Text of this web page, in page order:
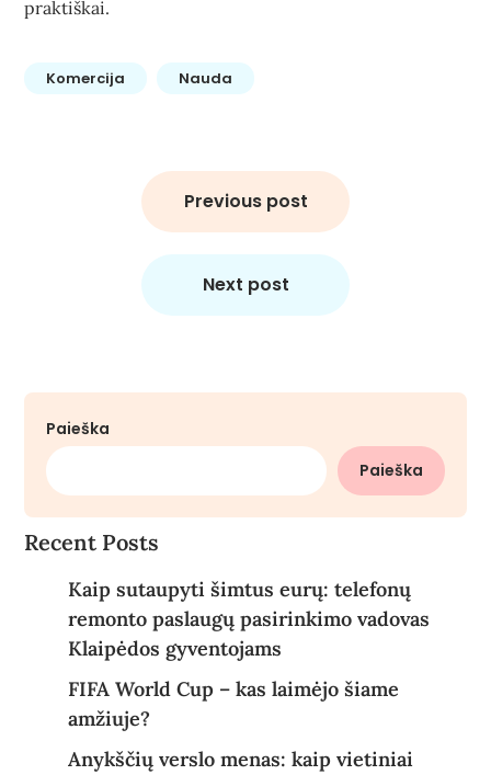
praktiškai.
Komercija Nauda
Previous post
Next post
Paieška
Paieška
Recent Posts
Kaip sutaupyti šimtus eurų: telefonų
remonto paslaugų pasirinkimo vadovas
Klaipėdos gyventojams
FIFA World Cup – kas laimėjo šiame
amžiuje?
Anykščių verslo menas: kaip vietiniai